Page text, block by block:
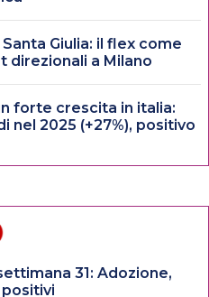
Giulia: il flex come
direzionali a Milano
forte crescita in italia:
nel 2025 (+27%), positivo
31: Adozione,